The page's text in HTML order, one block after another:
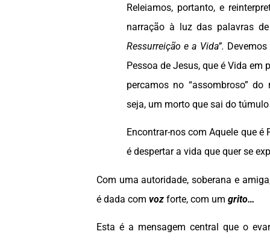
Releiamos, portanto, e
narração à luz das palavras
Ressurreição e a Vida”.
Pessoa de Jesus, que é Vida em
percamos no “assombroso”
seja, um morto que sai do
Encontrar-nos com Aquele que é
é despertar a vida que quer se
Com uma autoridade, soberana e
é dada com vozforte, com um grito…
Esta é a mensagem central que o